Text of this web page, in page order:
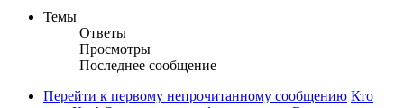
Темы
Ответы
Просмотры
Последнее сообщение
Перейти к первому непрочитанному сообщению Кто